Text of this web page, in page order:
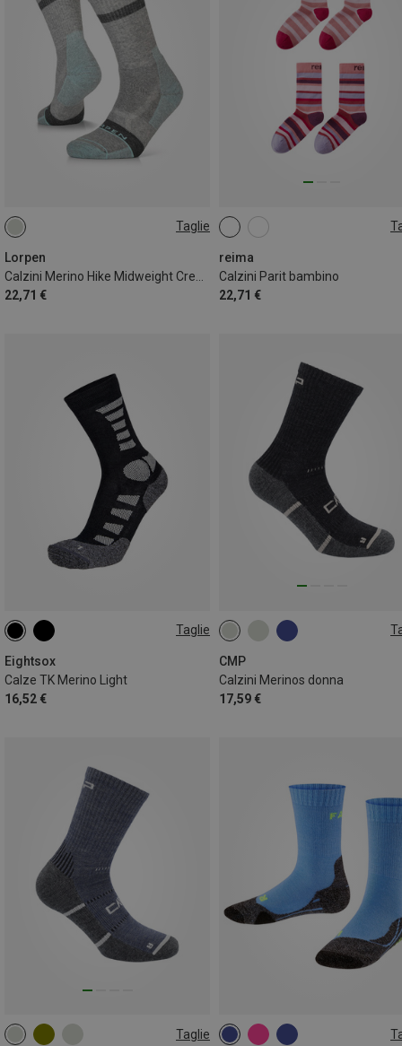
Taglie
Lorpen
22,71 €
34|35|36|37
reima
Calzini Parit bambino
22,71 €
22|23|24|25
30|31|32|33
38|39|40|41
Taglie
Eightsox
Calze TK Merino Light
16,52 €
35|36|37|38
42|43|44
CMP
Calzini Merinos donna
17,59 €
36|37|38
Taglie
39|40|41|42 23|24|25|26